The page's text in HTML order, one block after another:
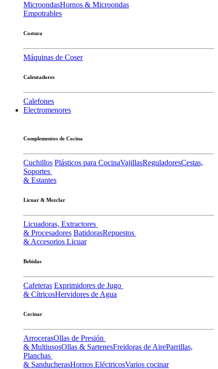
MicroondasHornos & Microondas
Empotrables
Costura
Máquinas de Coser
Calentadores
Calefones
Electromenores
Complementos de Cocina
Cuchillos Plásticos para CocinaVajillasReguladoresCestas,
Soportes
& Estantes
Licuar & Mezclar
Licuadoras, Extractores
& Procesadores BatidorasRepuestos
& Accesorios Licuar
Bebidas
Cafeteras Exprimidores de Jugo
& CítricosHervidores de Agua
Cocinar
ArrocerasOllas de Presión
& MultiusosOllas & SartenesFreidoras de AireParrillas,
Planchas
& SanducherasHornos EléctricosVarios cocinar